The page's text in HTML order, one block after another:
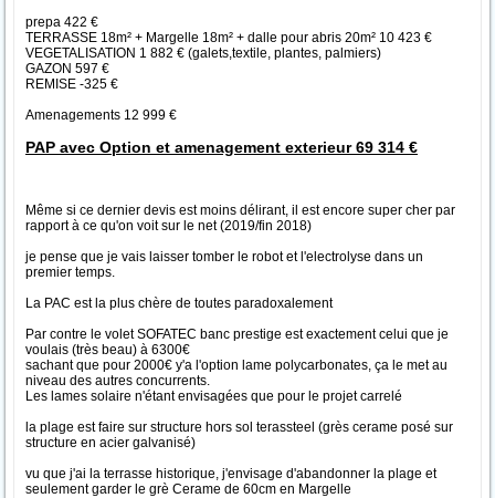
prepa 422 €
TERRASSE 18m² + Margelle 18m² + dalle pour abris 20m² 10 423 €
VEGETALISATION 1 882 € (galets,textile, plantes, palmiers)
GAZON 597 €
REMISE -325 €
Amenagements 12 999 €
PAP avec Option et amenagement exterieur 69 314 €
Même si ce dernier devis est moins délirant, il est encore super cher par
rapport à ce qu'on voit sur le net (2019/fin 2018)
je pense que je vais laisser tomber le robot et l'electrolyse dans un
premier temps.
La PAC est la plus chère de toutes paradoxalement
Par contre le volet SOFATEC banc prestige est exactement celui que je
voulais (très beau) à 6300€
sachant que pour 2000€ y'a l'option lame polycarbonates, ça le met au
niveau des autres concurrents.
Les lames solaire n'étant envisagées que pour le projet carrelé
la plage est faire sur structure hors sol terassteel (grès cerame posé sur
structure en acier galvanisé)
vu que j'ai la terrasse historique, j'envisage d'abandonner la plage et
seulement garder le grè Cerame de 60cm en Margelle